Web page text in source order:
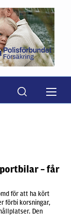
– får
för att ha kört
förbi korsningar,
Den